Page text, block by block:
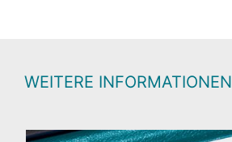
WEITERE INFORMATIONEN